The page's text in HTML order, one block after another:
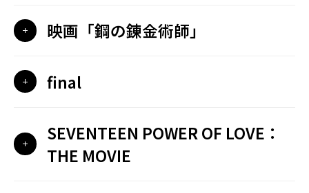
映画「鋼の錬金術師」
final
SEVENTEEN POWER OF LOVE：
THE MOVIE